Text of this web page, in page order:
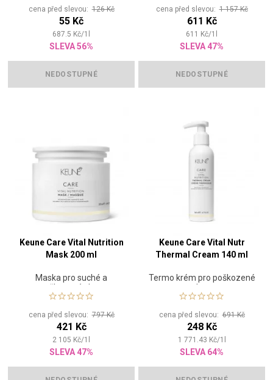
cena před slevou:126 Kč
55 Kč
687.5 Kč/1
SLEVA 56%
NEDOSTUPNÉ
cena před slevou:1 157 Kč
611 Kč
611 Kč/1
SLEVA 47%
NEDOSTUPNÉ
Keune Care Vital Nutrition
Mask 200 ml
Maska pro suché a
poškozené vlasy
cena před slevou:797 Kč
421 Kč
2 105 Kč/1
SLEVA 47%
Keune Care Vital Nutr
Thermal Cream 140 ml
Termo krém pro poškozené
vlasy
cena před slevou:691 Kč
248 Kč
1 771.43 Kč/1
SLEVA 64%